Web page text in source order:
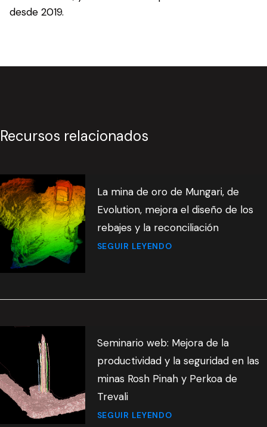
desde 2019.
Recursos relacionados
La mina de oro de Mungari, de
Evolution, mejora el diseño de los
rebajes y la reconciliación
SEGUIR LEYENDO
Seminario web: Mejora de la
productividad y la seguridad en las
minas Rosh Pinah y Perkoa de
Trevali
SEGUIR LEYENDO